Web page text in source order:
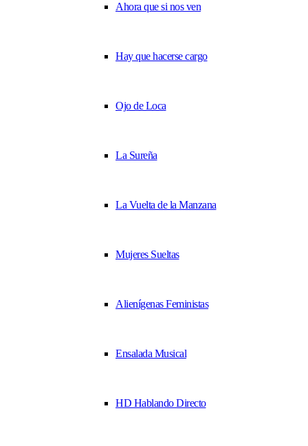
Ahora que si nos ven
Hay que hacerse cargo
Ojo de Loca
La Sureña
La Vuelta de la Manzana
Mujeres Sueltas
Alienígenas Feministas
Ensalada Musical
HD Hablando Directo